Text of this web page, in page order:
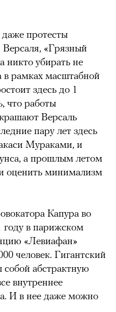
протесты
Версаля, «Грязный
никто убирать не
в рамках масштабной
здесь до 1
что работы
Версаль
пару лет здесь
Мураками, и
а прошлым летом
оценить минимализм
Капура во
в парижском
«Левиафан»
человек. Гигантский
собой абстрактную
внутреннее
И в нее даже можно